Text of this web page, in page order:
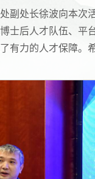
副处长徐波向本次
士后人才队伍、平
有力的人才保障。